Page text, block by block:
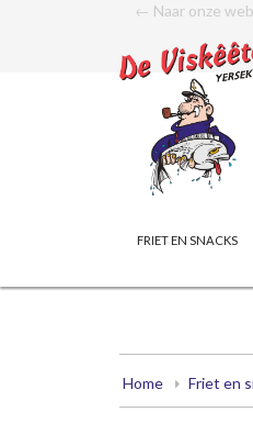
← Naar onze
FRIET EN SNACKS
Home Friet en